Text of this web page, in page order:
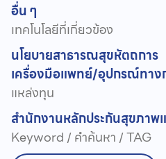
อื่น ๆ
เทคโนโลยีที่เกี่ยวข้อง
นโยบายสาธารณสุขหัตถการ
เครื่องมือแพทย์/อุปกรณ์ทาง
แหล่งทุน
สำนักงานหลักประกันสุขภาพ
Keyword / คำค้นหา / TAG